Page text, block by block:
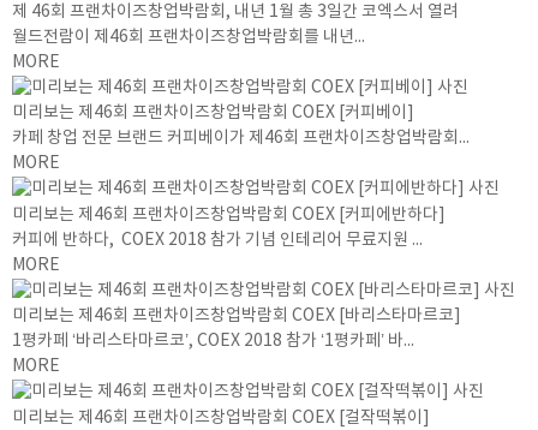
제 46회 프랜차이즈창업박람회, 내년 1월 총 3일간 코엑스서 열려
월드전람이 제46회 프랜차이즈창업박람회를 내년...
MORE
미리보는 제46회 프랜차이즈창업박람회 COEX [커피베이]
카페 창업 전문 브랜드 커피베이가 제46회 프랜차이즈창업박람회...
MORE
미리보는 제46회 프랜차이즈창업박람회 COEX [커피에반하다]
커피에 반하다, COEX 2018 참가 기념 인테리어 무료지원 ...
MORE
미리보는 제46회 프랜차이즈창업박람회 COEX [바리스타마르코]
1평카페 ‘바리스타마르코’, COEX 2018 참가 ‘1평카페’ 바...
MORE
미리보는 제46회 프랜차이즈창업박람회 COEX [걸작떡볶이]